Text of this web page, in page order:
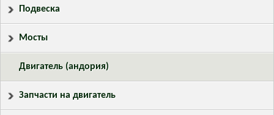
Подвеска
Мосты
Двигатель (андория)
Запчасти на двигатель